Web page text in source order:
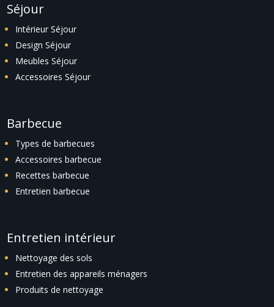
Séjour
Intérieur Séjour
Design Séjour
Meubles Séjour
Accessoires Séjour
Barbecue
Types de barbecues
Accessoires barbecue
Recettes barbecue
Entretien barbecue
Entretien intérieur
Nettoyage des sols
Entretien des appareils ménagers
Produits de nettoyage